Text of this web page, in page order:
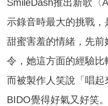
SmileDash推出新歌〈
示錄音時最大的挑戰
甜蜜害羞的情緒，先
令，她這方面的經驗
而被製作人笑說「唱
BIDO覺得好氣又好笑